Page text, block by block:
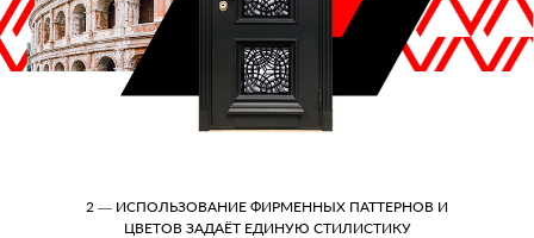
2 — ИСПОЛЬЗОВАНИЕ ФИРМЕННЫХ ПАТТЕРНОВ И
ЦВЕТОВ ЗАДАЁТ ЕДИНУЮ СТИЛИСТИКУ